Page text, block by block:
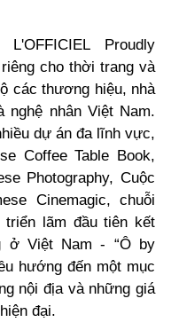
Proudly
cho thời trang và
các thương hiệu, nhà
nghệ nhân Việt Nam.
dự án đa lĩnh vực,
Coffee Table Book,
Photography, Cuộc
Cinemagic, chuỗi
triển lãm đầu tiên kết
ở Việt Nam - “Ô by
hướng đến một mục
nội địa và những giá
đại.